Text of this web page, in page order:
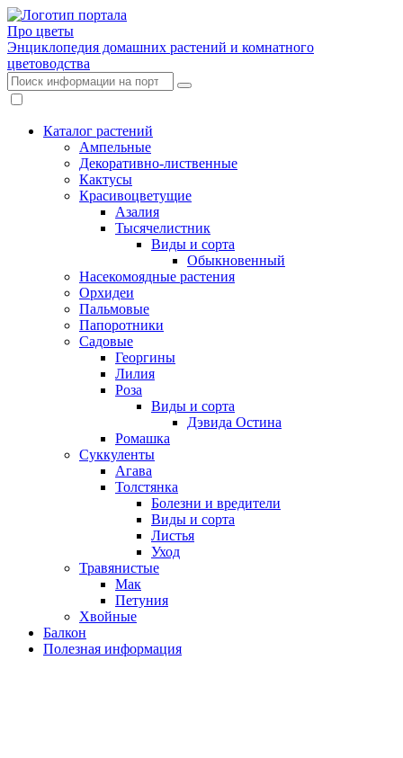
Про цветы
Энциклопедия домашних растений и комнатного
цветоводства
Каталог растений
Ампельные
Декоративно-лиственные
Кактусы
Красивоцветущие
Азалия
Тысячелистник
Виды и сорта
Обыкновенный
Насекомоядные растения
Орхидеи
Пальмовые
Папоротники
Садовые
Георгины
Лилия
Роза
Виды и сорта
Дэвида Остина
Ромашка
Суккуленты
Агава
Толстянка
Болезни и вредители
Виды и сорта
Листья
Уход
Травянистые
Мак
Петуния
Хвойные
Балкон
Полезная информация